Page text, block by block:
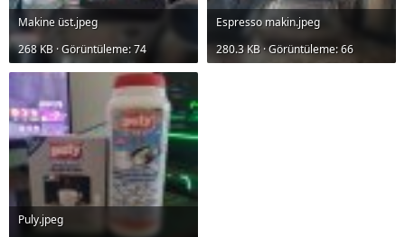
Makine üst.jpeg
268 KB · Görüntüleme: 74
Espresso makin.jpeg
280.3 KB · Görüntüleme: 66
Puly.jpeg